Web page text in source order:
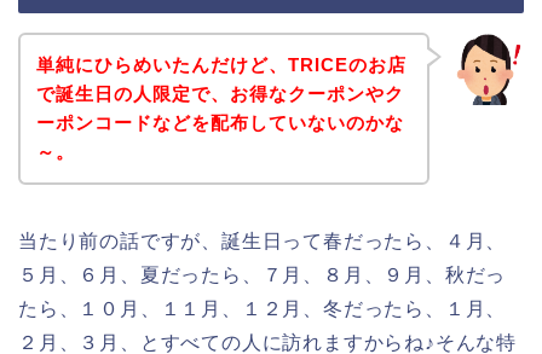
単純にひらめいたんだけど、TRICEのお店
で誕生日の人限定で、お得なクーポンやク
ーポンコードなどを配布していないのかな
～。
当たり前の話ですが、誕生日って春だったら、４月、
５月、６月、夏だったら、７月、８月、９月、秋だっ
たら、１０月、１１月、１２月、冬だったら、１月、
２月、３月、とすべての人に訪れますからね♪そんな特